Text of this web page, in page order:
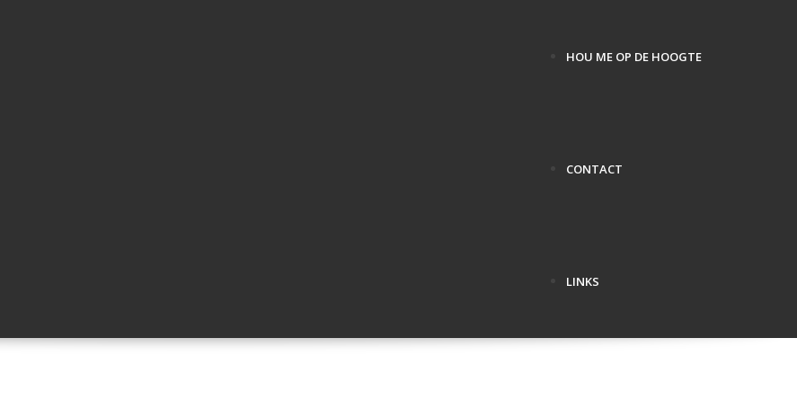
HOU ME OP DE HOOGTE
CONTACT
LINKS